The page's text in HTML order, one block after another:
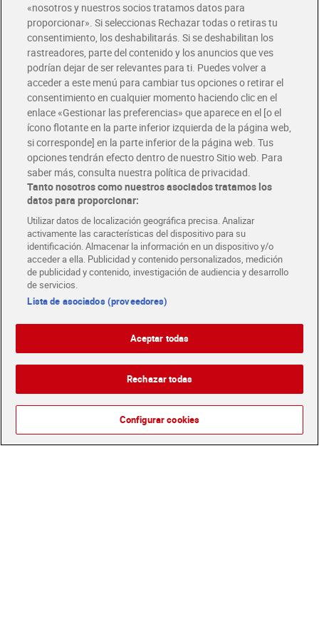
Vino tinto crianza D.O. Rioja
El coto 75 cl
6,30 € (8,40 €/LITRO)
Añadir
Vino tinto Castillo de
Velasco 75 cl
1,45 € (1,93 €/LITRO)
Añadir
Vino tinto reserva D.O. La
Añadir
Tamarón 75 cl
2,99 €
Añadir
«nosotros y nuestros socios tratamos datos para
proporcionar». Si seleccionas Rechazar todas o retiras tu
consentimiento, los deshabilitarás. Si se deshabilitan los
rastreadores, parte del contenido y los anuncios que ves
podrían dejar de ser relevantes para ti. Puedes volver a
acceder a este menú para cambiar tus opciones o retirar el
consentimiento en cualquier momento haciendo clic en el
enlace «Gestionar las preferencias» que aparece en el [o el
ícono flotante en la parte inferior izquierda de la página web,
si corresponde] en la parte inferior de la página web. Tus
opciones tendrán efecto dentro de nuestro Sitio web. Para
saber más, consulta nuestra política de privacidad.
Tanto nosotros como nuestros asociados tratamos los
datos para proporcionar:
Utilizar datos de localización geográfica precisa. Analizar
activamente las características del dispositivo para su
identificación. Almacenar la información en un dispositivo y/o
acceder a ella. Publicidad y contenido personalizados, medición
de publicidad y contenido, investigación de audiencia y desarrollo
de servicios.
Lista de asociados (proveedores)
Aceptar todas
Rechazar todas
Configurar cookies